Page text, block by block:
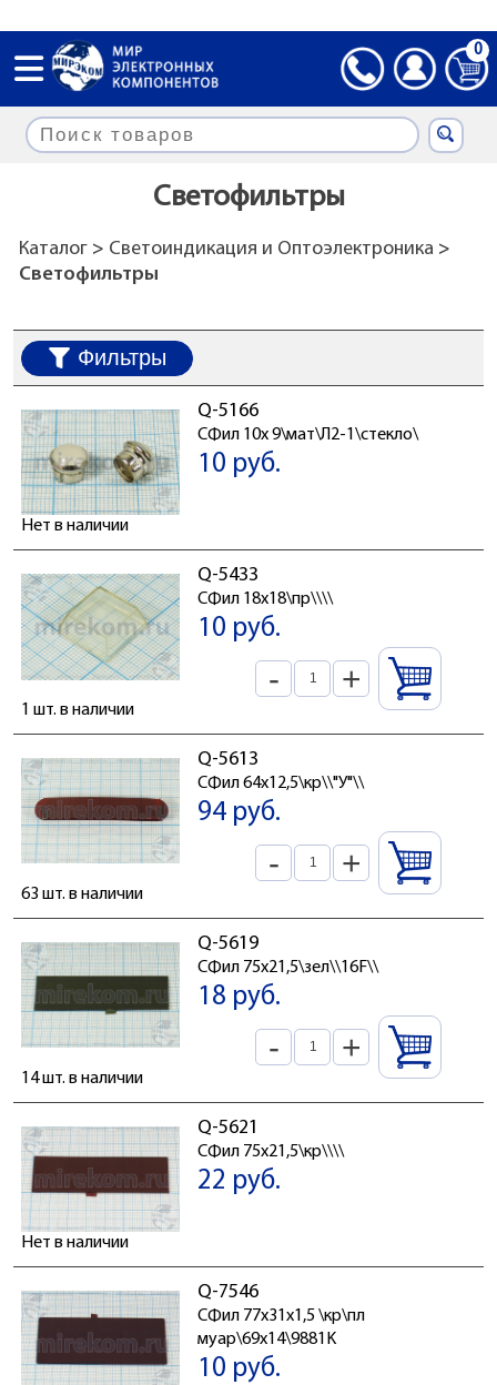
0
Светофильтры
Каталог> Светоиндикация и Оптоэлектроника >
Светофильтры
Фильтры
Q-5166
СФил 10x 9\мат\Л2-1\стекло\
10 руб.
Нет в наличии
Q-5433
СФил 18x18\пр\\\\
10 руб.
- +
1 шт. в наличии
Q-5613
СФил 64x12,5\кр\\"У"\\
94 руб.
- +
63 шт. в наличии
Q-5619
СФил 75x21,5\зел\\16F\\
18 руб.
- +
14 шт. в наличии
Q-5621
СФил 75x21,5\кр\\\\
22 руб.
Нет в наличии
Q-7546
СФил 77x31x1,5 \кр\пл
муар\69x14\9881K
10 руб.